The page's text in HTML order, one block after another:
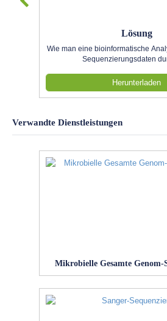
Lösung
Wie man eine bioinformatische
Sequenzierungsdaten
Herunterladen
Verwandte Dienstleistungen
Mikrobielle Gesamte Genom-